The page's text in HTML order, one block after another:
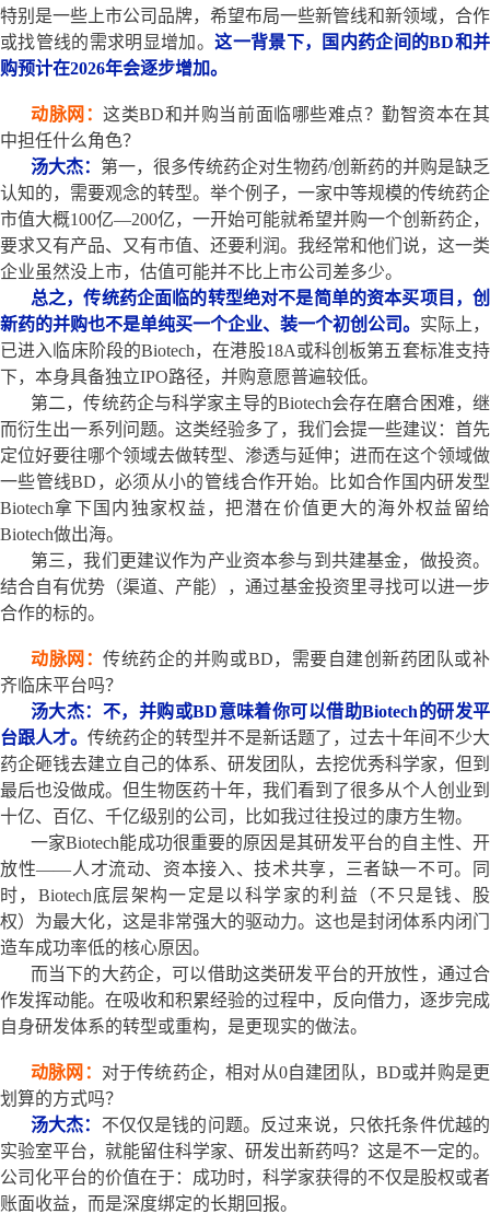
特别是一些上市公司品牌，希望布局一些新管线和新领域，合作
或找管线的需求明显增加。这一背景下，国内药企间的BD和并
购预计在2026年会逐步增加。
动脉网：这类BD和并购当前面临哪些难点？勤智资本在其
中担任什么角色？
汤大杰： 第一，很多传统药企对生物药/创新药的并购是缺乏
认知的，需要观念的转型。举个例子，一家中等规模的传统药企
市值大概100亿—200亿，一开始可能就希望并购一个创新药企，
要求又有产品、又有市值、还要利润。我经常和他们说，这一类
企业虽然没上市，估值可能并不比上市公司差多少。
总之，传统药企面临的转型绝对不是简单的资本买项目，创
新药的并购也不是单纯买一个企业、装一个初创公司。 实际上，
已进入临床阶段的Biotech，在港股18A或科创板第五套标准支持
下，本身具备独立IPO路径，并购意愿普遍较低。
第二，传统药企与科学家主导的Biotech会存在磨合困难，继
而衍生出一系列问题。这类经验多了，我们会提一些建议：首先
定位好要往哪个领域去做转型、渗透与延伸；进而在这个领域做
一些管线BD，必须从小的管线合作开始。比如合作国内研发型
Biotech拿下国内独家权益，把潜在价值更大的海外权益留给
Biotech做出海。
第三，我们更建议作为产业资本参与到共建基金，做投资。
结合自有优势（渠道、产能），通过基金投资里寻找可以进一步
合作的标的。
动脉网：传统药企的并购或BD，需要自建创新药团队或补
齐临床平台吗？
汤大杰：不，并购或BD意味着你可以借助Biotech的研发平
台跟人才。 传统药企的转型并不是新话题了，过去十年间不少大
药企砸钱去建立自己的体系、研发团队，去挖优秀科学家，但到
最后也没做成。但生物医药十年，我们看到了很多从个人创业到
十亿、百亿、千亿级别的公司，比如我过往投过的康方生物。
一家Biotech能成功很重要的原因是其研发平台的自主性、开
放性——人才流动、资本接入、技术共享，三者缺一不可。同
时，Biotech底层架构一定是以科学家的利益（不只是钱、股
权）为最大化，这是非常强大的驱动力。这也是封闭体系内闭门
造车成功率低的核心原因。
而当下的大药企，可以借助这类研发平台的开放性，通过合
作发挥动能。在吸收和积累经验的过程中，反向借力，逐步完成
自身研发体系的转型或重构，是更现实的做法。
动脉网： 对于传统药企，相对从0自建团队，BD或并购是更
划算的方式吗？
汤大杰： 不仅仅是钱的问题。反过来说，只依托条件优越的
实验室平台，就能留住科学家、研发出新药吗？这是不一定的。
公司化平台的价值在于：成功时，科学家获得的不仅是股权或者
账面收益，而是深度绑定的长期回报。